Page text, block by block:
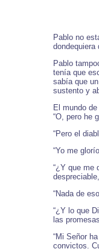
Pablo no
Pablo
tenía que
sabía que
sustento y
El mundo
“O, pero he
“Pero el
“Yo me
“¿Y que me
“Nada de
“¿Y lo que
las
“Mi Señor
convictos.